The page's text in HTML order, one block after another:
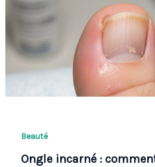
Beauté
Ongle incarné :